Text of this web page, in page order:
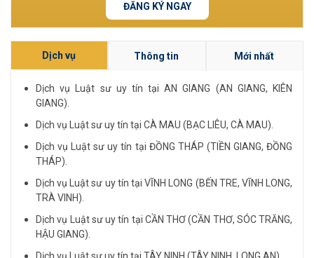
ĐĂNG KÝ NGAY
Dịch vụ Thông tin Mới nhất
Dịch vụ Luật sư uy tín tại AN GIANG (AN GIANG, KIÊN
GIANG).
Dịch vụ Luật sư uy tín tại CÀ MAU (BẠC LIÊU, CÀ MAU).
Dịch vụ Luật sư uy tín tại ĐỒNG THÁP (TIỀN GIANG, ĐỒNG
THÁP).
Dịch vụ Luật sư uy tín tại VĨNH LONG (BẾN TRE, VĨNH LONG,
TRÀ VINH).
Dịch vụ Luật sư uy tín tại CẦN THƠ (CẦN THƠ, SÓC TRĂNG,
HẬU GIANG).